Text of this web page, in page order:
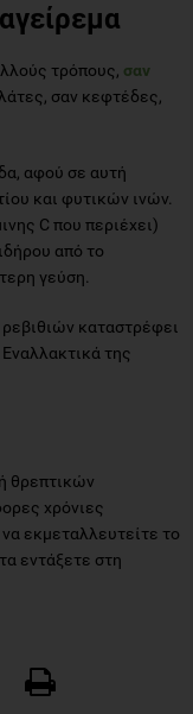
τρόπους, σαν
σαν κεφτέδες,
αφού σε αυτή
και φυτικών ινών.
C που περιέχει)
από το
γεύση.
καταστρέφει
της
θρεπτικών
χρόνιες
εκμεταλλευτείτε το
εντάξετε στη